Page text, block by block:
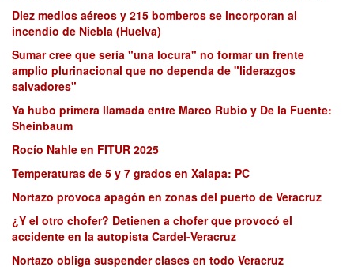
Diez medios aéreos y 215 bomberos se incorporan al
incendio de Niebla (Huelva)
Sumar cree que sería "una locura" no formar un frente
amplio plurinacional que no dependa de "liderazgos
salvadores"
Ya hubo primera llamada entre Marco Rubio y De la Fuente:
Sheinbaum
Rocío Nahle en FITUR 2025
Temperaturas de 5 y 7 grados en Xalapa: PC
Nortazo provoca apagón en zonas del puerto de Veracruz
¿Y el otro chofer? Detienen a chofer que provocó el
accidente en la autopista Cardel-Veracruz
Nortazo obliga suspender clases en todo Veracruz